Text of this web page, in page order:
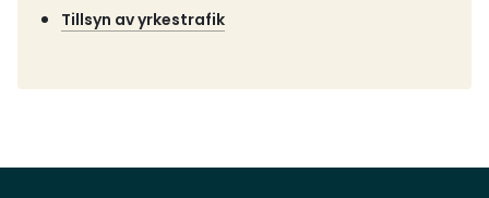
Tillsyn av yrkestrafik